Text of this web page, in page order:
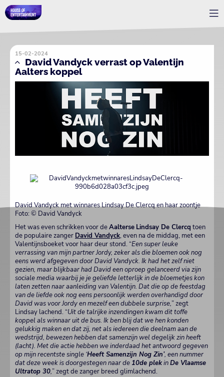
15-02-2024
David Vandyck verrast op Valentijn
Aalters koppel
David Vandyck met winnares Lindsay De Clercq en haar zoontje
Foto: © David Vandyck
Het was even schrikken voor deAalterse Lindsay De Clercq toen
de populaire zanger David Vandyck, even na de middag, met een
Valentijnsboeket voor haar deur stond. “Een super leuke
verrassing van mijn partner Jordy, zeker als die bloemen ook nog
eens werd afgegeven door David Vandyck. Ik had het zelf niet
gezien, maar blijkbaar had David een oproep gelanceerd via zijn
sociale media waarbij je je geliefde letterlijk in de bloemetjes kon
laten zetten naar aanleiding van Valentijn. Dat die op de feestdag
van de liefde ook nog eens persoonlijk werden overhandigd door
David was voor Jordy en mezelf een dubbele surprise,” zegt
Lindsay lachend. “Uit de talrijke inzendingen kwam dit toffe
koppel als winnaar uit de bus. Ik ben blij dat we hen konden
gelukkig maken en dat zij, net als iedereen die deelnam aan de
wedstrijd, bewezen hebben dat samenzijn wel degelijk zin heeft
(lacht). Met die actie hebben we inderdaad het antwoord gegeven
op mijn recentste single ‘Heeft Samenzijn Nog Zin’, een nummer
dat deze week is doorgestegen naar de 10de plekinDe Vlaamse
Ultratop 30,” zegt de zanger breed glimlachend.